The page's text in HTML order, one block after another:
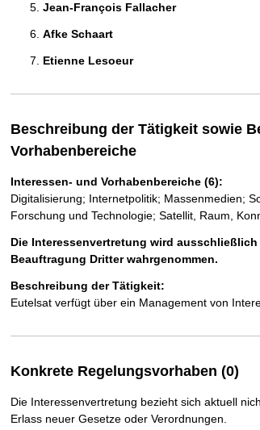
Jean-François Fallacher
Afke Schaart
Etienne Lesoeur
Beschreibung der Tätigkeit sowie
Vorhabenbereiche
Interessen- und Vorhabenbereiche (6):
Digitalisierung; Internetpolitik; Massenmedien;
Forschung und Technologie; Satellit, Raum,
Die Interessenvertretung wird
Beauftragung Dritter wahrgenommen.
Beschreibung der Tätigkeit:
Eutelsat verfügt über ein Management von
Konkrete Regelungsvorhaben (0)
Die Interessenvertretung bezieht sich aktuell
Erlass neuer Gesetze oder Verordnungen.